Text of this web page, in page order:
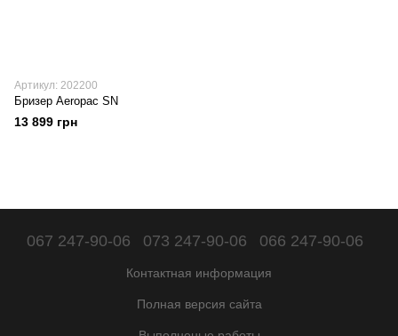
Артикул: 202200
Бризер Aeropac SN
13 899 грн
067 247-90-06 073 247-90-06 066 247-90-06
Контактная информация
Полная версия сайта